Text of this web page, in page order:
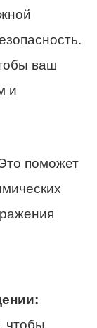
ваш
и
поможет
чтобы